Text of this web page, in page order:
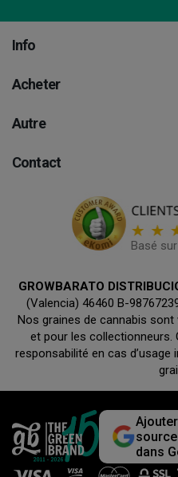
Info
Acheter
Autre
Contact
Basé
GROWBARATO
(Valencia) 46460 B-
Nos graines de cannabis
et pour les collectionneurs.
responsabilité en cas
dans